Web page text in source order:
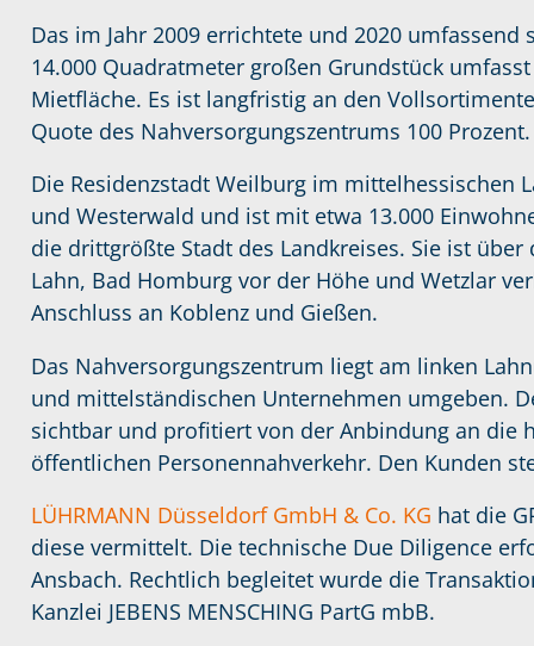
Das im Jahr 2009 errichtete und 2020
14.000 Quadratmeter großen Grundstück
Mietfläche. Es ist langfristig an den
Quote des Nahversorgungszentrums 100 Prozent.
Die Residenzstadt Weilburg im mittelhessischen
und Westerwald und ist mit etwa 13.000
die drittgrößte Stadt des Landkreises. Sie ist
Lahn, Bad Homburg vor der Höhe und Wetzlar
Anschluss an Koblenz und Gießen.
Das Nahversorgungszentrum liegt am linken
und mittelständischen Unternehmen umgeben.
sichtbar und profitiert von der Anbindung an die
öffentlichen Personennahverkehr. Den Kunden
LÜHRMANN Düsseldorf GmbH & Co. KG hat die
diese vermittelt. Die technische Due Diligence
Ansbach. Rechtlich begleitet wurde die
Kanzlei JEBENS MENSCHING PartG mbB.